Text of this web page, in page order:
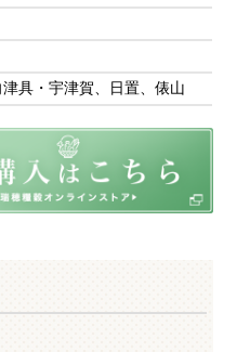
具・宇津賀、日置、俵山